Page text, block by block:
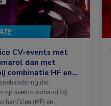
CV-events met
dan met
combinatie HF en
die
op acenocoumarol bij
hartfalen (HF) en